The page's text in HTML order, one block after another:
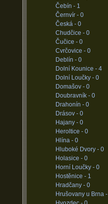
Čebín - 1
Černvír - 0
Česká - 0
Chudčice - 0
Čučice - 0
Cvrčovice - 0
Deblín - 0
Dolní Kounice - 4
Dolní Loučky - 0
Domašov - 0
Doubravník - 0
Drahonín - 0
Drásov - 0
Hajany - 0
Heroltice - 0
Hlína - 0
Hluboké Dvory - 0
Holasice - 0
Horní Loučky - 0
Hostěnice - 1
Hradčany - 0
Hrušovany u Brna -